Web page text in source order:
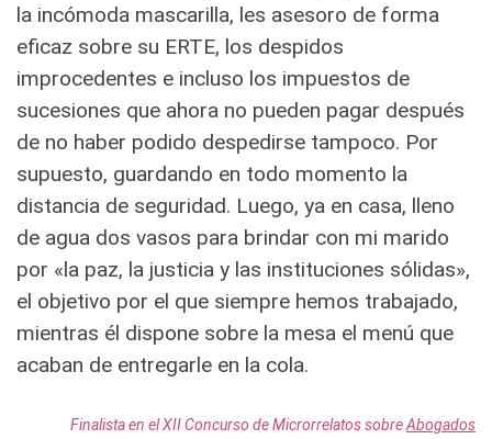
la incómoda mascarilla, les asesoro de forma
eficaz sobre su ERTE, los despidos
improcedentes e incluso los impuestos de
sucesiones que ahora no pueden pagar después
de no haber podido despedirse tampoco. Por
supuesto, guardando en todo momento la
distancia de seguridad. Luego, ya en casa, lleno
de agua dos vasos para brindar con mi marido
por «la paz, la justicia y las instituciones sólidas»,
el objetivo por el que siempre hemos trabajado,
mientras él dispone sobre la mesa el menú que
acaban de entregarle en la cola.
Finalista en el XII Concurso de Microrrelatos sobreAbogados